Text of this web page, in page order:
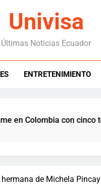
Univisa
Últimas Noticias Ecuador
ENTRETENIMIENTO
con cinco
de Michela Pincay